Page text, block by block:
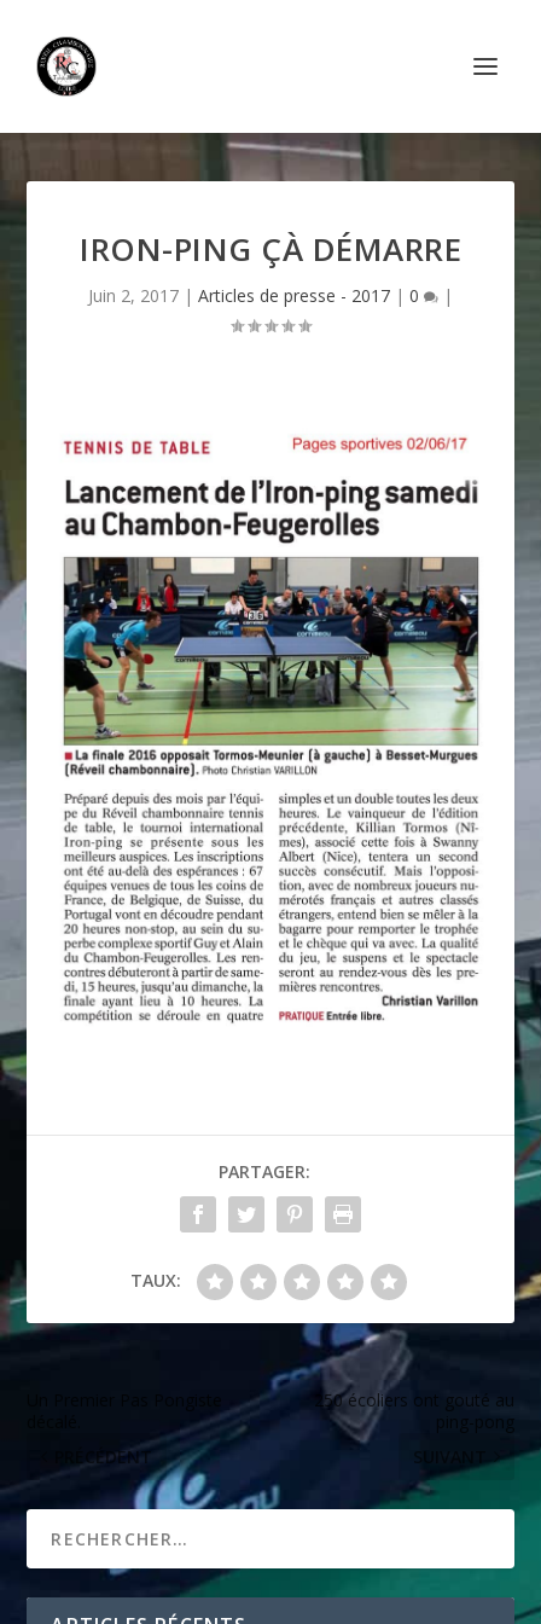
IRON-PING ÇÀ DÉMARRE
Juin 2, 2017 | Articles de presse - 2017 | 0 |
PARTAGER:
TAUX:
PRÉCÉDENT
250 écoliers ont gouté au
ping-pong
SUIVANT